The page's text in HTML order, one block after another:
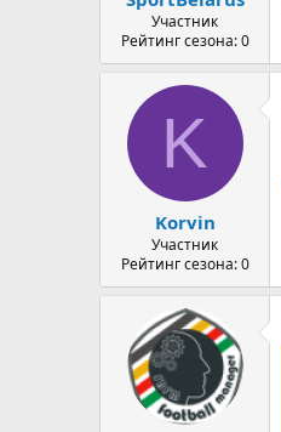
Участник
Рейтинг сезона: 0
K
Korvin
Участник
Рейтинг сезона: 0